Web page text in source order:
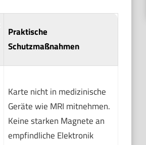
Praktische
Schutzmaßnahmen
Karte nicht in medizinische
Geräte wie MRI mitnehmen.
Keine starken Magnete an
empfindliche Elektronik